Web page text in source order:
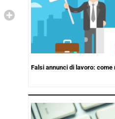
Falsi annunci di lavoro: